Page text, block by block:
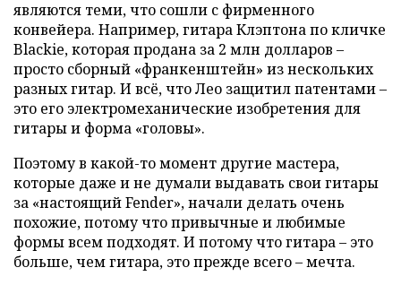
являются теми, что сошли с фирменного
конвейера. Например, гитара Клэптона по кличке
Blackie, которая продана за 2 млн долларов –
просто сборный «франкенштейн» из нескольких
разных гитар. И всё, что Лео защитил патентами –
это его электромеханические изобретения для
гитары и форма «головы».
Поэтому в какой-то момент другие мастера,
которые даже и не думали выдавать свои гитары
за «настоящий Fender», начали делать очень
похожие, потому что привычные и любимые
формы всем подходят. И потому что гитара – это
больше, чем гитара, это прежде всего – мечта.